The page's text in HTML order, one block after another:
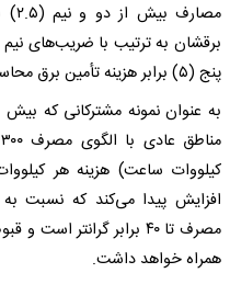
پنج (۵) برابر هزینه تأمین برق محاسبه و دریافت می‌شود.
افزایش پیدا می‌کند که نسبت
مصرف تا ۴۰ برابر
همراه خواهد داشت.